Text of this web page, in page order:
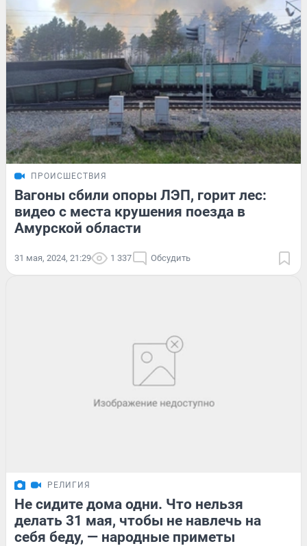
ПРОИСШЕСТВИЯ
Вагоны сбили опоры ЛЭП, горит лес:
видео с места крушения поезда в
Амурской области
31 мая, 2024, 21:29 1 337 Обсудить
РЕЛИГИЯ
Не сидите дома одни. Что нельзя
делать 31 мая, чтобы не навлечь на
себя беду, — народные приметы